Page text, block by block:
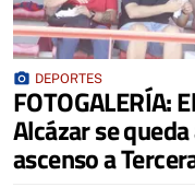
photo_camera DEPORTES
FOTOGALERÍA:
Alcázar se
ascenso a